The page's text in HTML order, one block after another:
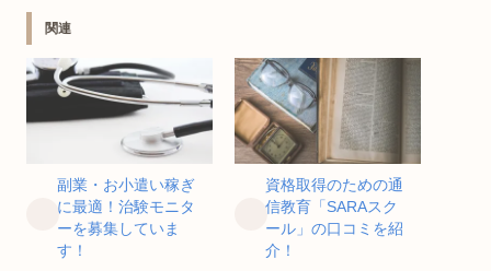
関連
副業・お小遣い稼ぎ
に最適！治験モニタ
ーを募集していま
す！
資格取得のための通
信教育「SARAスク
ール」の口コミを紹
介！